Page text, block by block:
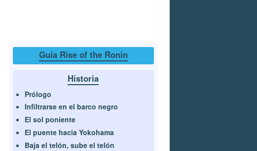
Guía Rise of the Ronin
Historia
Prólogo
Infiltrarse en el barco negro
El sol poniente
El puente hacia Yokohama
Baja el telón, sube el telón